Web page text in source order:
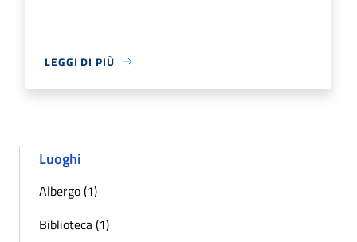
LEGGI DI PIÙ
Luoghi
Albergo (1)
Biblioteca (1)